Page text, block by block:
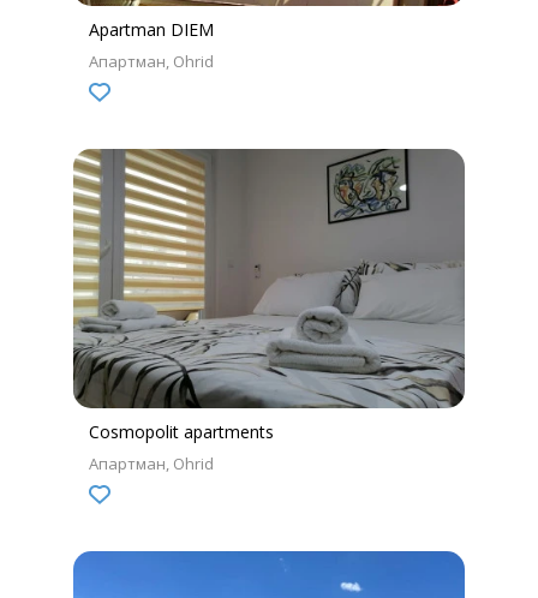
Apartman DIEM
Апартман Ohrid
Cosmopolit apartments
Апартман Ohrid